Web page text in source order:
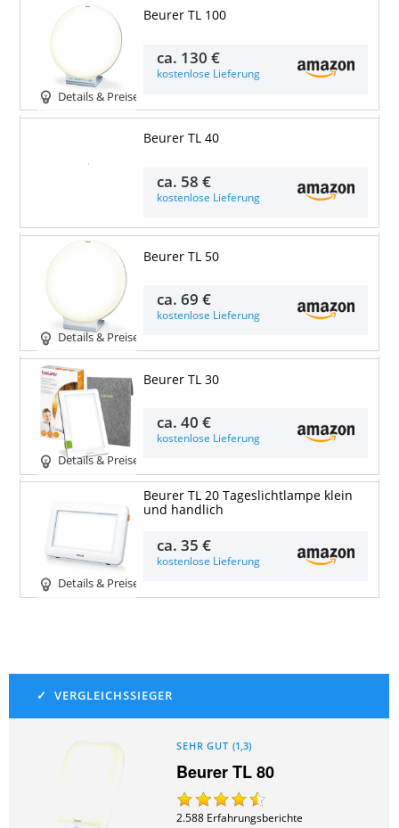
Details & Preise
Beurer TL 100
ca. 130 €
kostenlose Lieferung
Beurer TL 40
ca. 58 €
kostenlose Lieferung
Details & Preise
Beurer TL 50
ca.69 €
kostenlose Lieferung
Details & Preise
Beurer TL 30
ca.40 €
kostenlose Lieferung
Details & Preise
Beurer TL 20 Tageslichtlampe klein
und handlich
ca.35 €
kostenlose Lieferung
SEHR GUT (1,3)
Beurer TL 80
2.588 Erfahrungsberichte